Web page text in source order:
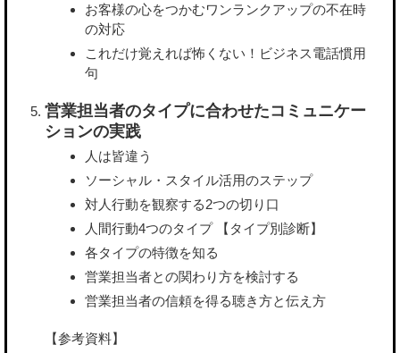
お客様の心をつかむワンランクアップの不在時
の対応
これだけ覚えれば怖くない！ビジネス電話慣用
句
営業担当者のタイプに合わせたコミュニケー
ションの実践
人は皆違う
ソーシャル・スタイル活用のステップ
対人行動を観察する2つの切り口
人間行動4つのタイプ 【タイプ別診断】
各タイプの特徴を知る
営業担当者との関わり方を検討する
営業担当者の信頼を得る聴き方と伝え方
【参考資料】